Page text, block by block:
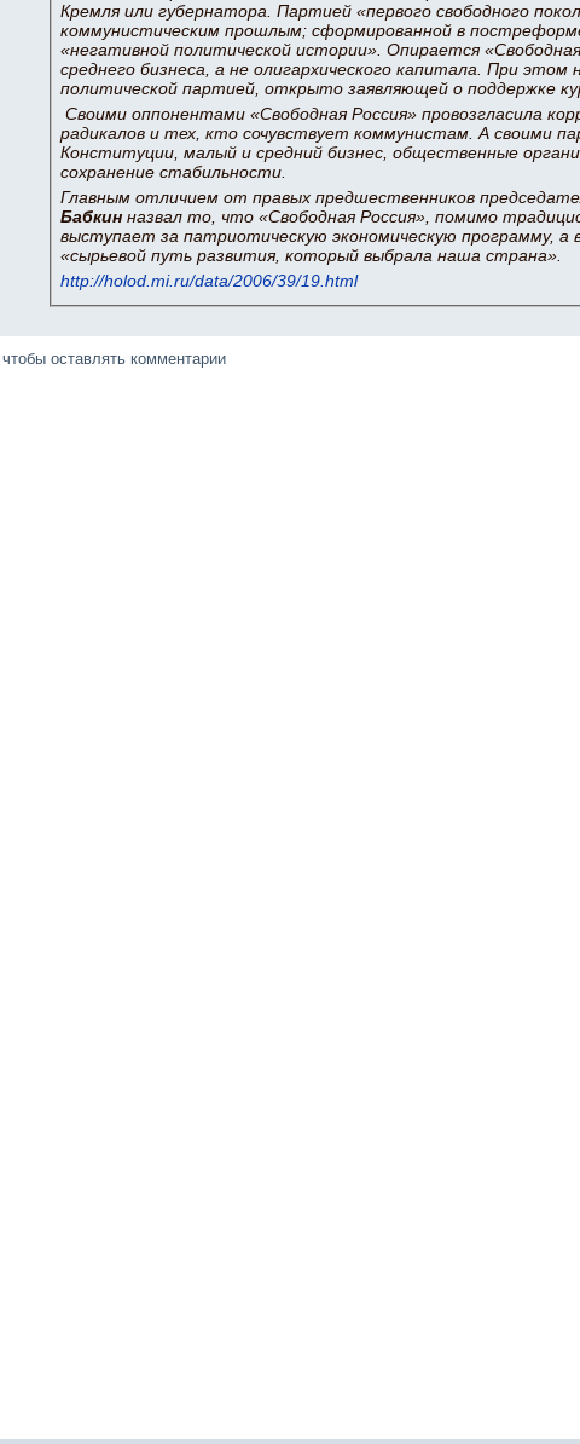
Кремля или губернатора. Партией «первого свободного
коммунистическим прошлым; сформированной в
«негативной политической истории». Опирается
среднего бизнеса, а не олигархического капитала. При
политической партией, открыто заявляющей о поддержке
Своими оппонентами «Свободная Россия» провозгласила
радикалов и тех, кто сочувствует коммунистам. А своими
Конституции, малый и средний бизнес, общественные
сохранение стабильности.
Главным отличием от правых предшественников
Бабкин назвал то, что «Свободная Россия», помимо
выступает за патриотическую экономическую программу,
«сырьевой путь развития, который выбрала наша страна».
http://holod.mi.ru/data/2006/39/19.html
, чтобы оставлять комментарии